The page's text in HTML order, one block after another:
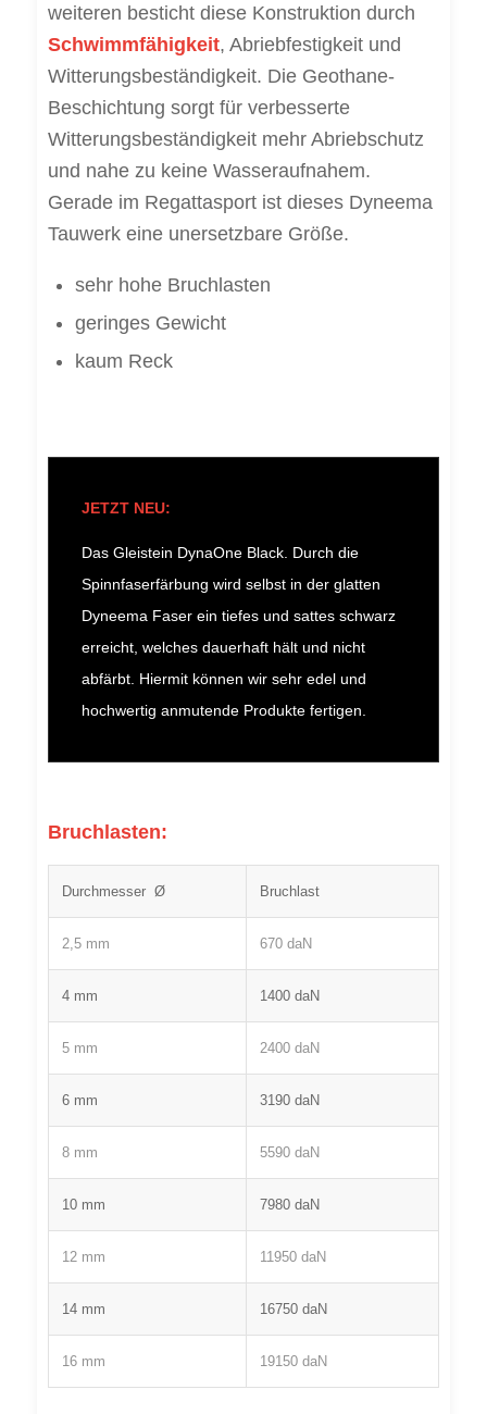
weiteren besticht diese Konstruktion durch
Schwimmfähigkeit, Abriebfestigkeit und
Witterungsbeständigkeit. Die Geothane-
Beschichtung sorgt für verbesserte
Witterungsbeständigkeit mehr Abriebschutz
und nahe zu keine Wasseraufnahem.
Gerade im Regattasport ist dieses Dyneema
Tauwerk eine unersetzbare Größe.
sehr hohe Bruchlasten
geringes Gewicht
kaum Reck
JETZT NEU:
Das Gleistein DynaOne Black. Durch die
Spinnfaserfärbung wird selbst in der glatten
Dyneema Faser ein tiefes und sattes schwarz
erreicht, welches dauerhaft hält und nicht
abfärbt. Hiermit können wir sehr edel und
hochwertig anmutende Produkte fertigen.
Bruchlasten:
Durchmesser Ø Bruchlast
2,5 mm 670 daN
4 mm 1400 daN
5 mm 2400 daN
6 mm 3190 daN
8 mm 5590 daN
10 mm 7980 daN
12 mm 11950 daN
14 mm 16750 daN
16 mm 19150 daN